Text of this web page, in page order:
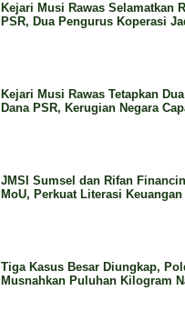
Kejari Musi Rawas Selamatkan
PSR, Dua Pengurus Koperasi
Kejari Musi Rawas Tetapkan
Dana PSR, Kerugian Negara
JMSI Sumsel dan Rifan
MoU, Perkuat Literasi Keuangan
Tiga Kasus Besar Diungkap,
Musnahkan Puluhan Kilogram